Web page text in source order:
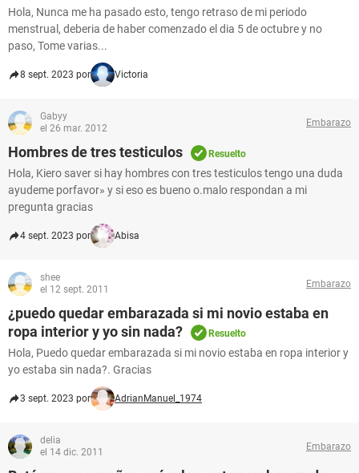
Hola, Nunca me ha pasado esto, tengo retraso de mi periodo
menstrual, deberia de haber comenzado el dia 5 de octubre y no
paso, Tome varias...
8 sept. 2023 por Victoria
Gabyy
el 26 mar. 2012
Embarazo
Hombres de tres testiculos Resuelto
Hola, Kiero saver si hay hombres con tres testiculos tengo una duda
ayudeme porfavor» y si eso es bueno o.malo respondan a mi
pregunta gracias
4 sept. 2023 por Abisa
shee
el 12 sept. 2011
Embarazo
¿puedo quedar embarazada si mi novio estaba en
ropa interior y yo sin nada?
Resuelto
Hola, Puedo quedar embarazada si mi novio estaba en ropa interior y
yo estaba sin nada?. Gracias
3 sept. 2023 por AdrianManuel_1974
delia
el 14 dic. 2011
Embarazo